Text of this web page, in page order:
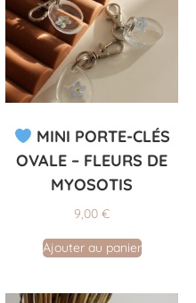
MINI PORTE-CLÉS
OVALE – FLEURS DE
MYOSOTIS
9,00 €
Ajouter au panier